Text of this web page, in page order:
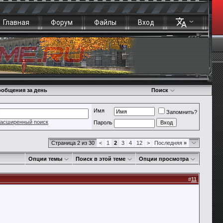
Главная Форум Файлы Вход
за день Поиск
поиск
Имя
Запомнить?
Пароль
Страница 2 из 30 < 1 2 3 4 12 > Последняя »
Опции темы Поиск в этой теме Опции просмотра
#11